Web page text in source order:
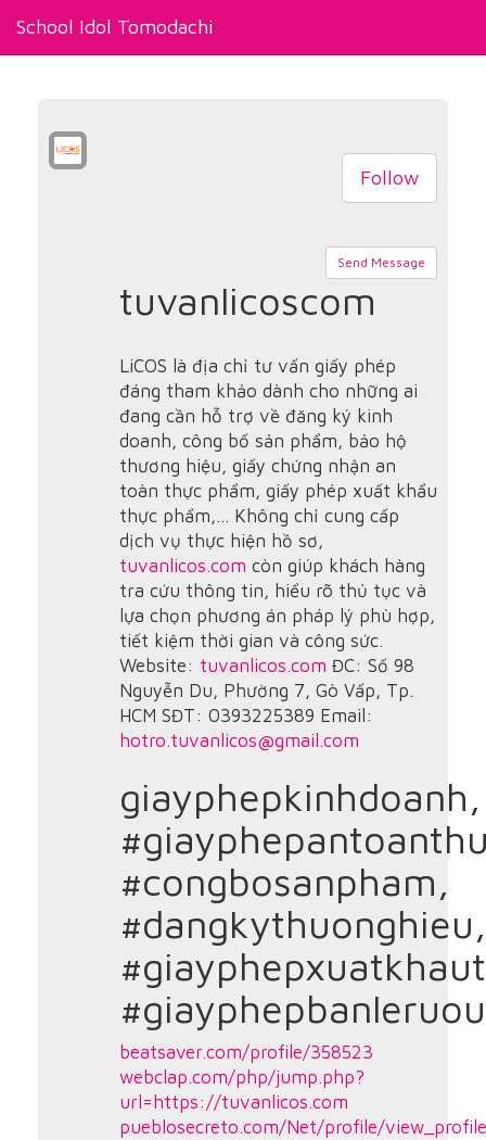
School Idol Tomodachi
Follow
Send Message
tuvanlicoscom
LiCOS là địa chỉ tư vấn giấy phép
đáng tham khảo dành cho những ai
đang cần hỗ trợ về đăng ký kinh
doanh, công bố sản phẩm, bảo hộ
thương hiệu, giấy chứng nhận an
toàn thực phẩm, giấy phép xuất khẩu
thực phẩm,... Không chỉ cung cấp
dịch vụ thực hiện hồ sơ,
tuvanlicos.com còn giúp khách hàng
tra cứu thông tin, hiểu rõ thủ tục và
lựa chọn phương án pháp lý phù hợp,
tiết kiệm thời gian và công sức.
Website: tuvanlicos.com ĐC: Số 98
Nguyễn Du, Phường 7, Gò Vấp, Tp.
HCM SĐT: 0393225389 Email:
hotro.tuvanlicos@gmail.com
giayphepkinhdoanh,
#congbosanpham,
#dangkythuonghieu,
#giayphepbanleruou
beatsaver.com/profile/358523
webclap.com/php/jump.php?
url=https://tuvanlicos.com
pueblosecreto.com/Net/profile/